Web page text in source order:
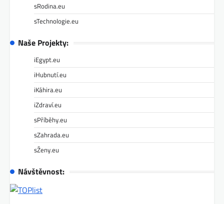
sRodina.eu
sTechnologie.eu
Naše Projekty:
iEgypt.eu
iHubnutí.eu
iKáhira.eu
iZdraví.eu
sPříběhy.eu
sZahrada.eu
sŽeny.eu
Návštěvnost: